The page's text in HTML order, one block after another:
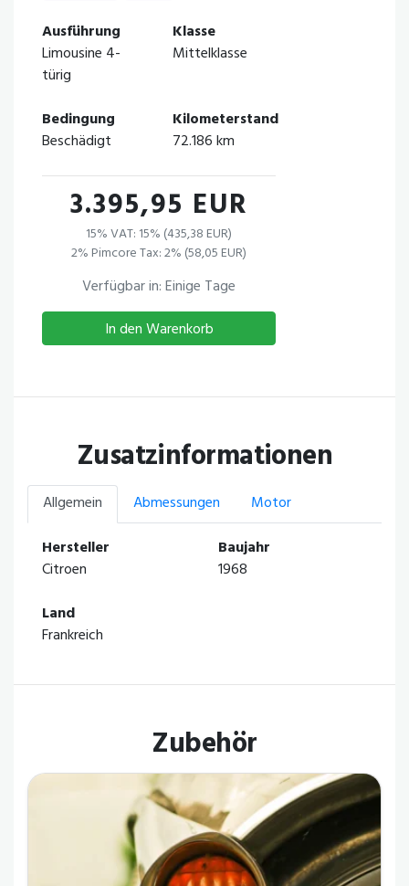
Ausführung
Limousine 4-
türig
Klasse
Mittelklasse
Bedingung
Beschädigt
Kilometerstand
72.186 km
3.395,95 EUR
15% VAT: 15% (435,38 EUR)
2% Pimcore Tax: 2% (58,05 EUR)
Verfügbar in: Einige Tage
In den Warenkorb
Zusatzinformationen
Allgemein Abmessungen
Motor
Hersteller
Citroen
Baujahr
1968
Land
Frankreich
Zubehör